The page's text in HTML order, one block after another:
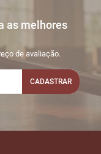
as melhores
de avaliação.
CADASTRAR